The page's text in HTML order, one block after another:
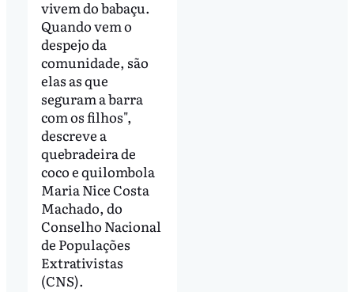
vivem do babaçu.
Quando vem o
despejo da
comunidade, são
elas as que
seguram a barra
com os filhos",
descreve a
quebradeira de
coco e quilombola
Maria Nice Costa
Machado, do
Conselho Nacional
de Populações
Extrativistas
(CNS).